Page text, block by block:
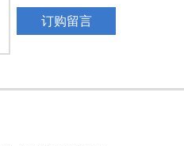
4、作高、中阻值标准电阻箱使用
订购留言